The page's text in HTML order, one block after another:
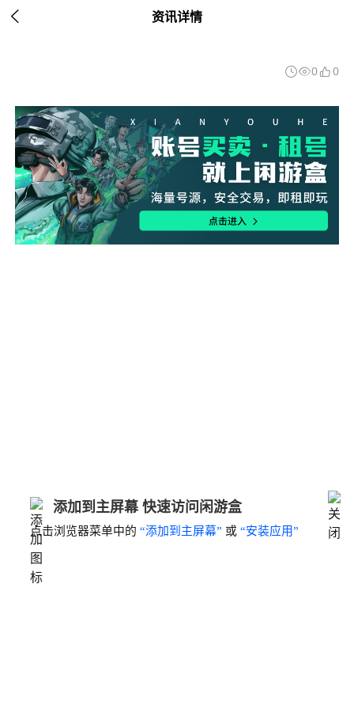
 资讯详情
00
添加到主屏幕 快速访问闲游盒
点击浏览器菜单中的“添加到主屏幕” 或“安装应用”